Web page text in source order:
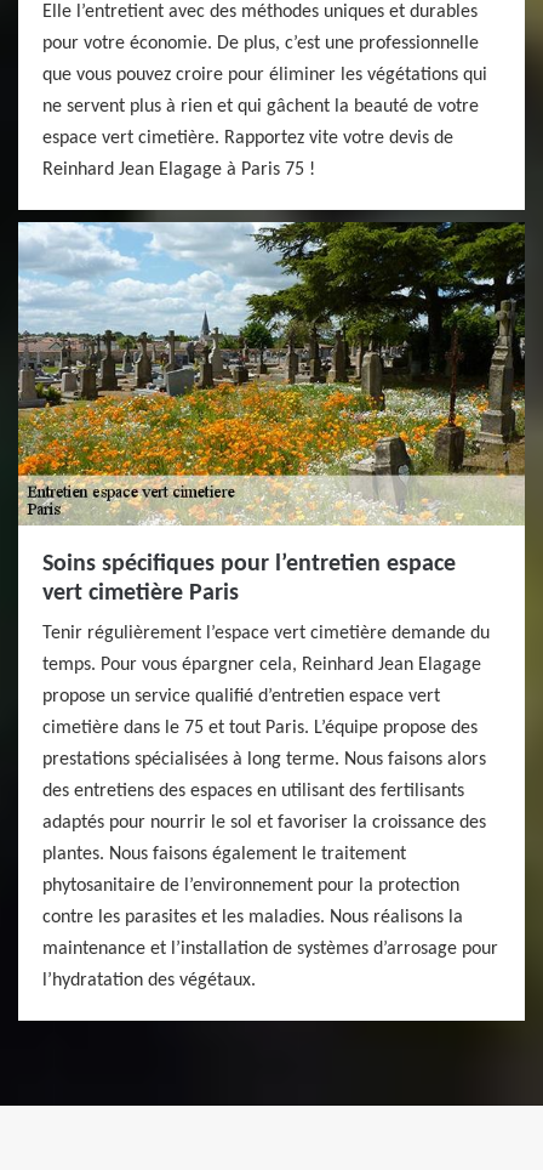
Elle l’entretient avec des méthodes uniques et durables
pour votre économie. De plus, c’est une professionnelle
que vous pouvez croire pour éliminer les végétations qui
ne servent plus à rien et qui gâchent la beauté de votre
espace vert cimetière. Rapportez vite votre devis de
Reinhard Jean Elagage à Paris 75 !
Soins spécifiques pour l’entretien espace
vert cimetière Paris
Tenir régulièrement l’espace vert cimetière demande du
temps. Pour vous épargner cela, Reinhard Jean Elagage
propose un service qualifié d’entretien espace vert
cimetière dans le 75 et tout Paris. L’équipe propose des
prestations spécialisées à long terme. Nous faisons alors
des entretiens des espaces en utilisant des fertilisants
adaptés pour nourrir le sol et favoriser la croissance des
plantes. Nous faisons également le traitement
phytosanitaire de l’environnement pour la protection
contre les parasites et les maladies. Nous réalisons la
maintenance et l’installation de systèmes d’arrosage pour
l’hydratation des végétaux.